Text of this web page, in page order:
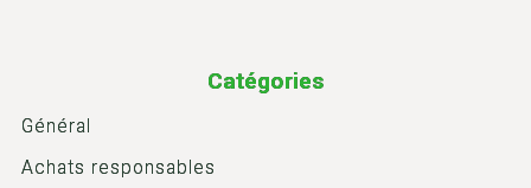
Catégories
Général
Achats responsables